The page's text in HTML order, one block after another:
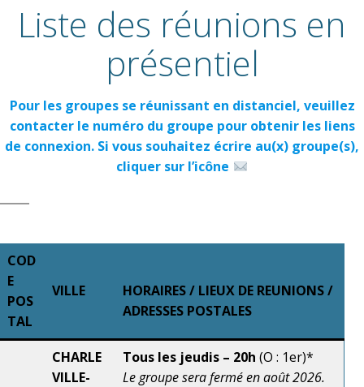
Liste des réunions en
présentiel
Pour les groupes se réunissant en distanciel, veuillez
contacter le numéro du groupe pour obtenir les liens
de connexion. Si vous souhaitez écrire au(x) groupe(s),
cliquer sur l’icône
COD
E
POS
TAL
VILLE HORAIRES / LIEUX DE REUNIONS /
ADRESSES POSTALES
CHARLE
VILLE-
Tous les jeudis – 20h (O : 1er)*
Le groupe sera fermé en août 2026.